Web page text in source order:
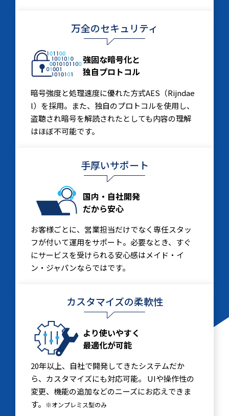
万全のセキュリティ
強固な暗号化と
独自プロトコル
暗号強度と処理速度に優れた方式AES（Rijndae
l）を採用。また、独自のプロトコルを使用し、
盗聴され暗号を解読されたとしても内容の理解
はほぼ不可能です。
手厚いサポート
国内・自社開発
だから安心
お客様ごとに、営業担当だけでなく専任スタッ
フが付いて運用をサポート。必要なとき、すぐ
にサービスを受けられる安心感はメイド・イ
ン・ジャパンならではです。
カスタマイズの柔軟性
より使いやすく
最適化が可能
20年以上、自社で開発してきたシステムだか
ら、カスタマイズにも対応可能。 UIや操作性の
変更、機能の追加などのニーズにお応えできま
す。 ※オンプレミス型のみ